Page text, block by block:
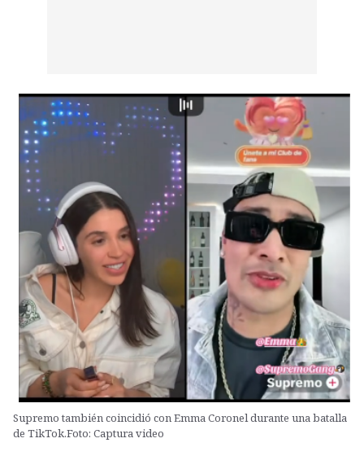
Supremo también coincidió con Emma Coronel durante una batalla
de TikTok.Foto: Captura video